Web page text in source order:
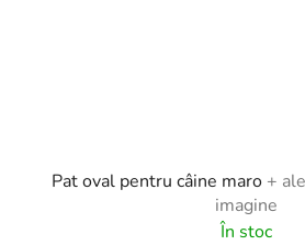
Pat oval pentru câine maro +
imagine
În stoc